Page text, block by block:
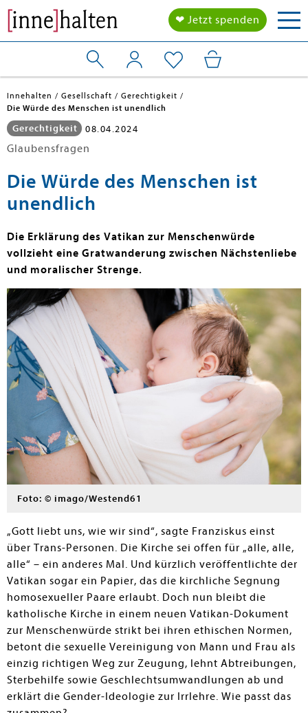
❤ Jetzt spenden
Innehalten Gesellschaft
Gerechtigkeit
Die Würde des Menschen ist unendlich
Gerechtigkeit 08.04.2024
Glaubensfragen
Die Würde des Menschen ist
unendlich
Die Erklärung des Vatikan zur Menschenwürde
vollzieht eine Gratwanderung zwischen Nächstenliebe
und moralischer Strenge.
Foto: © imago/Westend61
„Gott liebt uns, wie wir sind“, sagte Franziskus einst
über Trans-Personen. Die Kirche sei offen für „alle, alle,
alle“ – ein anderes Mal. Und kürzlich veröffentlichte der
Vatikan sogar ein Papier, das die kirchliche Segnung
homosexueller Paare erlaubt. Doch nun bleibt die
katholische Kirche in einem neuen Vatikan-Dokument
zur Menschenwürde strikt bei ihren ethischen Normen,
betont die sexuelle Vereinigung von Mann und Frau als
einzig richtigen Weg zur Zeugung, lehnt Abtreibungen,
Sterbehilfe sowie Geschlechtsumwandlungen ab und
erklärt die Gender-Ideologie zur Irrlehre. Wie passt das